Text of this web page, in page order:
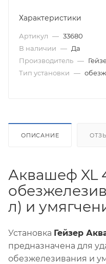
Характеристики
Артикул — 33680
В наличии — Да
Производитель —
Тип установки —
ОПИСАНИЕ
Аквашеф XL
л) и
Установка Гейзер
предназначена для
обезжелезивания и